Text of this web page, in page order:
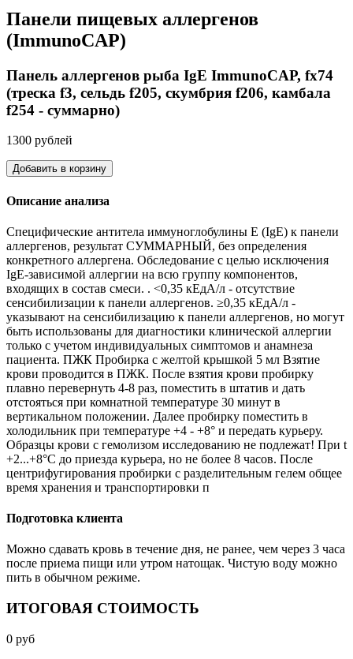
Панели пищевых аллергенов
(ImmunoCAP)
Панель аллергенов рыба IgE ImmunoCAP, fx74
(треска f3, сельдь f205, скумбрия f206, камбала
f254 - суммарно)
1300 рублей
Добавить в корзину
Описание анализа
Специфические антитела иммуноглобулины Е (IgE) к панели
аллергенов, результат СУММАРНЫЙ, без определения
конкретного аллергена. Обследование с целью исключения
IgE-зависимой аллергии на всю группу компонентов,
входящих в состав смеси. . <0,35 кЕдА/л - отсутствие
сенсибилизации к панели аллергенов. ≥0,35 кЕдА/л -
указывают на сенсибилизацию к панели аллергенов, но могут
быть использованы для диагностики клинической аллергии
только с учетом индивидуальных симптомов и анамнеза
пациента. ПЖК Пробирка с желтой крышкой 5 мл Взятие
крови проводится в ПЖК. После взятия крови пробирку
плавно перевернуть 4-8 раз, поместить в штатив и дать
отстояться при комнатной температуре 30 минут в
вертикальном положении. Далее пробирку поместить в
холодильник при температуре +4 - +8° и передать курьеру.
Образцы крови с гемолизом исследованию не подлежат! При t
+2...+8°С до приезда курьера, но не более 8 часов. После
центрифугирования пробирки с разделительным гелем общее
время хранения и транспортировки п
Подготовка клиента
Можно сдавать кровь в течение дня, не ранее, чем через 3 часа
после приема пищи или утром натощак. Чистую воду можно
пить в обычном режиме.
ИТОГОВАЯ СТОИМОСТЬ
0 руб